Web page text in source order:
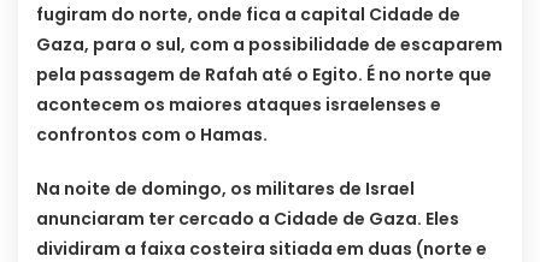
fugiram do norte, onde fica a capital Cidade de
Gaza, para o sul, com a possibilidade de escaparem
pela passagem de Rafah até o Egito. É no norte que
acontecem os maiores ataques israelenses e
confrontos com o Hamas.
Na noite de domingo, os militares de Israel
anunciaram ter cercado a Cidade de Gaza. Eles
dividiram a faixa costeira sitiada em duas (norte e